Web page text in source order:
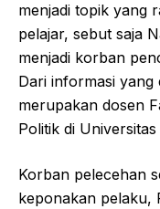
menjadi topik yang
pelajar, sebut saja
menjadi korban
Dari informasi
merupakan dosen
Politik di
Korban pelecehan
keponakan pelaku,